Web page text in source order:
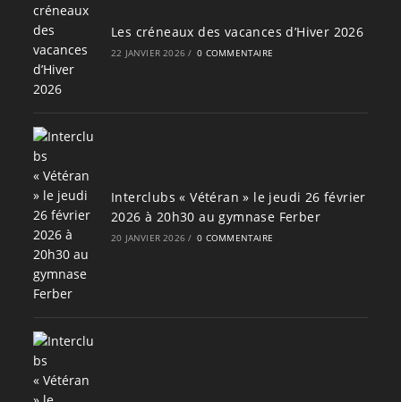
Les créneaux des vacances d’Hiver 2026
22 JANVIER 2026 / 0 COMMENTAIRE
Interclubs « Vétéran » le jeudi 26 février
2026 à 20h30 au gymnase Ferber
20 JANVIER 2026 / 0 COMMENTAIRE